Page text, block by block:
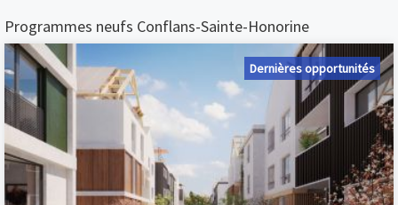
Programmes neufs Conflans-Sainte-Honorine
Dernières opportunités